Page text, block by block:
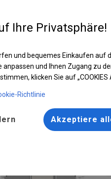
| 6x22 m
Ihre Privatsphäre!
und bequemes Einkaufen auf
und Ihnen Zugang zu
klicken Sie auf „COOKIES
Richtlinie
Akzeptiere